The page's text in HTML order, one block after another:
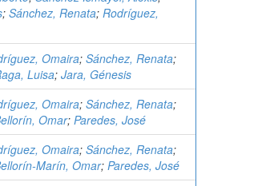
; Sánchez, Renata; Rodríguez,
Omaira; Sánchez, Renata;
Luisa; Jara, Génesis
Omaira; Sánchez, Renata;
Omar; Paredes, José
Omaira; Sánchez, Renata;
Marín, Omar; Paredes, José